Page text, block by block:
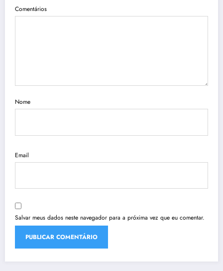
Comentários
Nome
Email
Salvar meus dados neste navegador para a próxima vez que eu comentar.